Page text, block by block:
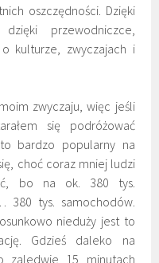
oszczędności. Dzięki
przewodniczce,
kulturze, zwyczajach i
zwyczaju, więc jeśli
się podróżować
bardzo popularny na
choć coraz mniej ludzi
bo na ok. 380 tys.
380 tys. samochodów.
nieduży jest to
Gdzieś daleko na
zaledwie 15 minutach